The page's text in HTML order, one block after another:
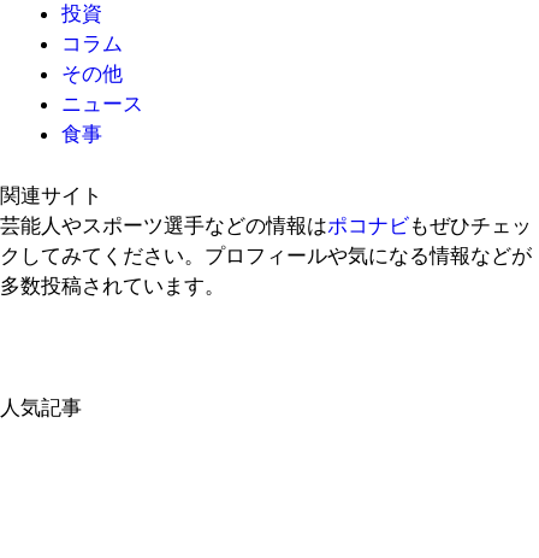
投資
コラム
その他
ニュース
食事
関連サイト
芸能人やスポーツ選手などの情報はポコナビもぜひチェッ
クしてみてください。プロフィールや気になる情報などが
多数投稿されています。
人気記事